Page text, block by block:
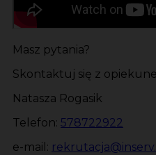
Masz pytania?
Skontaktuj się z
Natasza Rogasik
Telefon: 578722922
e-mail: